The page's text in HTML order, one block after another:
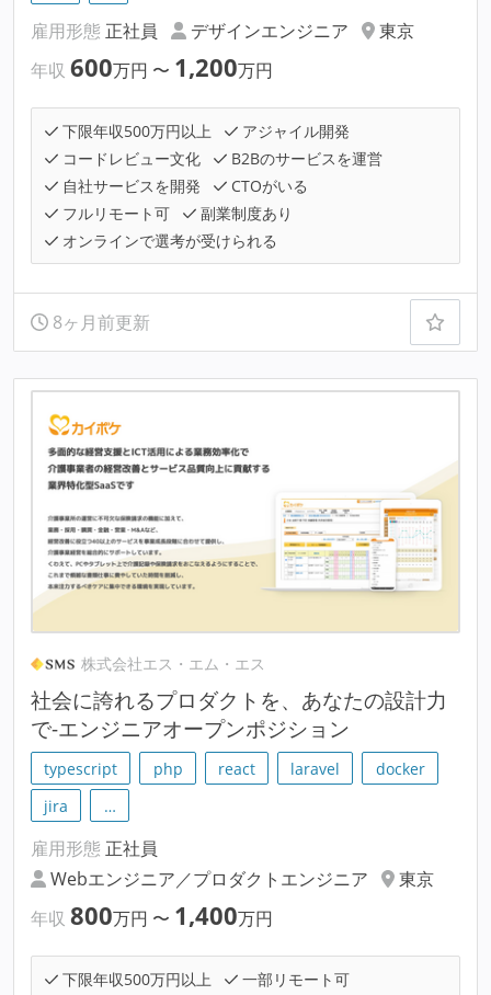
雇用形態 正社員 デザインエンジニア
東京
年収 600万円 〜 1,200万円
下限年収500万円以上
アジャイル開発
コードレビュー文化
B2Bのサービスを運営
自社サービスを開発
CTOがいる
フルリモート可
副業制度あり
オンラインで選考が受けられる
8ヶ月前更新
株式会社エス・エム・エス
社会に誇れるプロダクトを、あなたの設計力
で-エンジニアオープンポジション
typescript php react laravel
docker
jira
…
雇用形態 正社員
Webエンジニア／プロダクトエンジニア
東京
年収 800万円 〜 1,400万円
下限年収500万円以上
一部リモート可